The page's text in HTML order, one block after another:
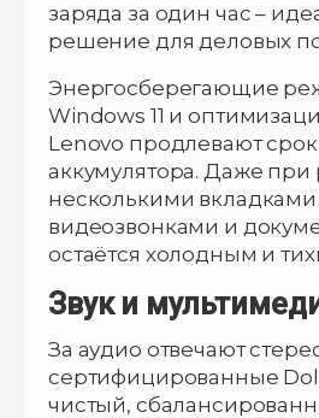
заряда за один час –
решение для деловых
Энергосберегающие
Windows 11 и
Lenovo продлевают
аккумулятора. Даже при
несколькими вкладками
видеозвонками и
остаётся холодным и
Звук и
За аудио отвечают
сертифицированные
чистый,